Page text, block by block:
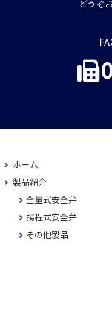
どうぞ
ホーム
製品紹介
全量式安全弁
揚程式安全弁
その他製品